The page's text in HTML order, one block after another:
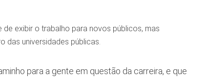
exibir o trabalho para novos públicos, mas
das universidades públicas.
para a gente em questão da carreira, e que